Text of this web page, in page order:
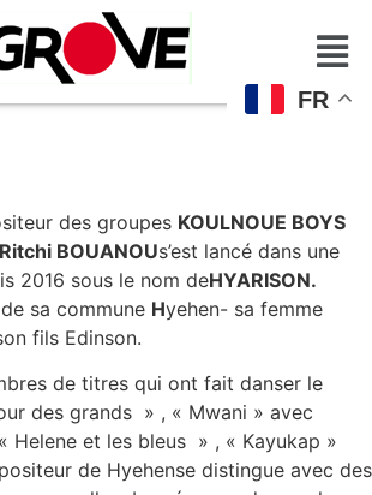
des groupes KOULNOUE BOYS
Ritchi BOUANOUs’est lancé dans une
2016 sous le nom deHYARISON.
sa commune Hyehen- sa femme
fils Edinson.
de titres qui ont fait danser le
des grands » , « Mwani » avec
Helene et les bleus » , « Kayukap »
de Hyehense distingue avec des
FR